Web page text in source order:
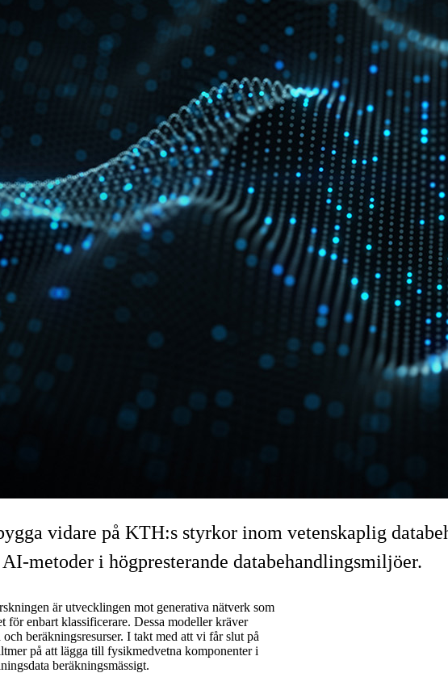
vidare på KTH:s styrkor inom vetenskaplig
metoder i högpresterande databehandlingsmiljöer.
är utvecklingen mot generativa nätverk som
för enbart klassificerare. Dessa modeller kräver
beräkningsresurser. I takt med att vi får slut på
på att lägga till fysikmedvetna komponenter i
beräkningsmässigt.